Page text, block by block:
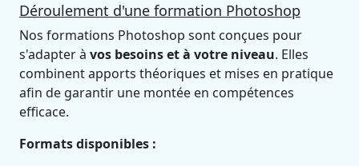
Déroulement d'une formation Photoshop
Nos formations Photoshop sont conçues pour
s'adapter à vos besoins et à votre niveau. Elles
combinent apports théoriques et mises en pratique
afin de garantir une montée en compétences
efficace.
Formats disponibles :